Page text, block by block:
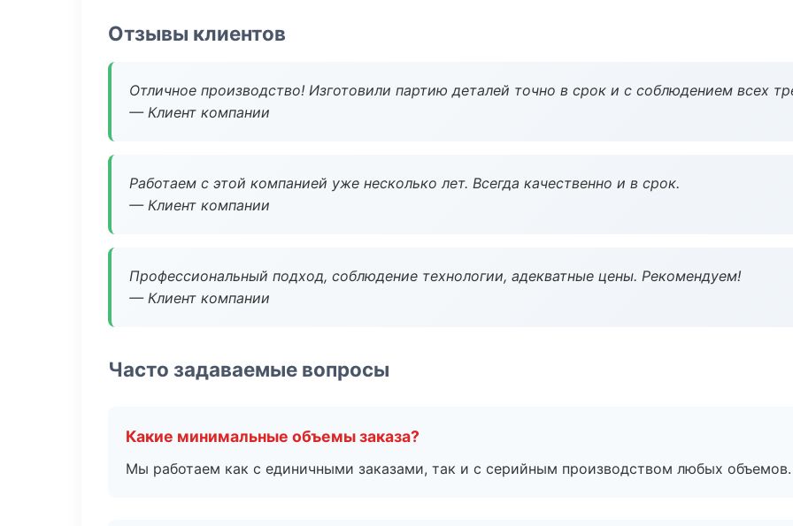
Отзывы клиентов
Отличное производство! Изготовили партию деталей точно в срок и с соблюдением всех
— Клиент компании
Работаем с этой компанией уже несколько лет. Всегда качественно и в срок.
— Клиент компании
Профессиональный подход, соблюдение технологии, адекватные цены. Рекомендуем!
— Клиент компании
Часто задаваемые вопросы
Какие минимальные объемы заказа?
Мы работаем как с единичными заказами, так и с серийным производством любых объемов.